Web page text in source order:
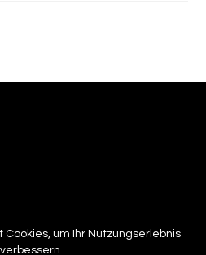
um Ihr Nutzungserlebnis